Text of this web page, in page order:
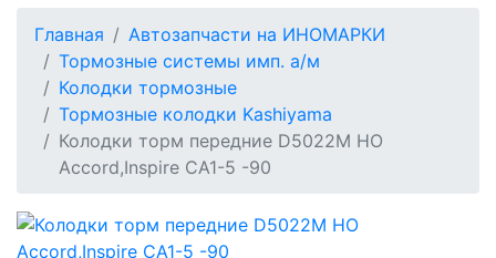
Главная
Автозапчасти на ИНОМАРКИ
Тормозные системы имп. а/м
Колодки тормозные
Тормозные колодки Kashiyama
Колодки торм передние D5022M HO
Accord,Inspire CA1-5 -90